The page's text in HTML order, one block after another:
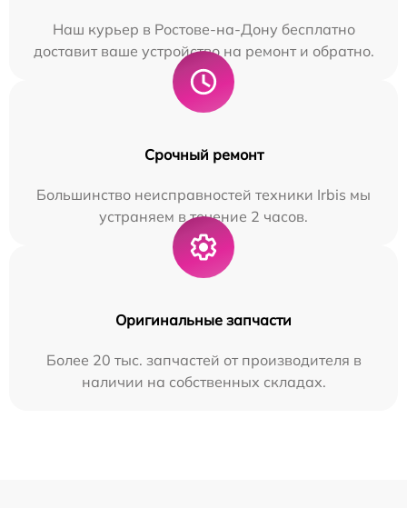
Наш курьер в Ростове-на-Дону бесплатно
доставит ваше устройство на ремонт и обратно.
Срочный ремонт
Большинство неисправностей техники Irbis мы
устраняем в течение 2 часов.
Оригинальные запчасти
Более 20 тыс. запчастей от производителя в
наличии на собственных складах.